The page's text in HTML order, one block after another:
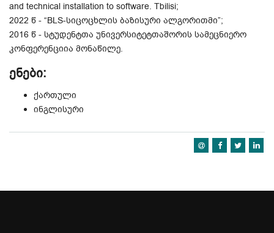
and technical installation to software. Tbilisi;
2022 წ - “BLS-სიცოცხლის ბაზისური ალგორითმი”;
2016 წ - სტუდენტთა უნივერსიტეტთაშორის სამეცნიერო
კონფერენციია მონაწილე.
ენები:
ქართული
ინგლისური